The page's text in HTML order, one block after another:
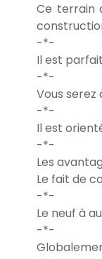
Ce terrain
-*-
Il est
-*-
Vous
-*-
Il est
-*-
Les
Le fait de
-*-
Le neuf à
-*-